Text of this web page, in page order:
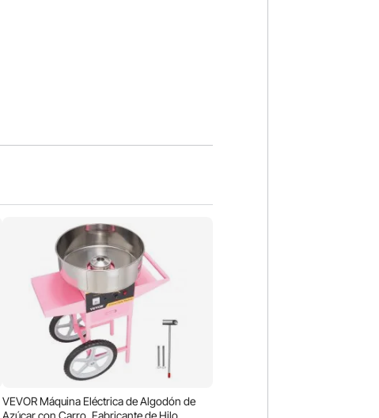
VEVOR Máquina Eléctrica de Algodón de
Azúcar con Carro, Fabricante de Hilo